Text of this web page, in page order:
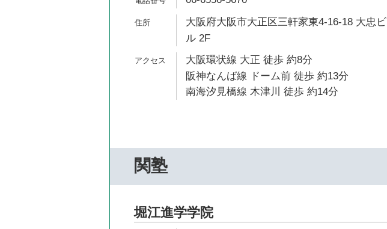
大阪府大阪市大正区三軒家東4-16-18 大忠ビ
ル 2F
大阪環状線 大正 徒歩 約8分
阪神なんば線 ドーム前 徒歩 約13分
南海汐見橋線 木津川 徒歩 約14分
関塾
堀江進学学院